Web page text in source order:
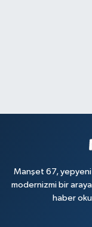
Manşet 67, yepyeni
modernizmi bir
haber